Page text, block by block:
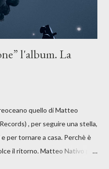
l'album. La
quello di Matteo
, per seguire una stella,
per tornare a casa. Perchè è
il ritorno. Matteo Nativo per